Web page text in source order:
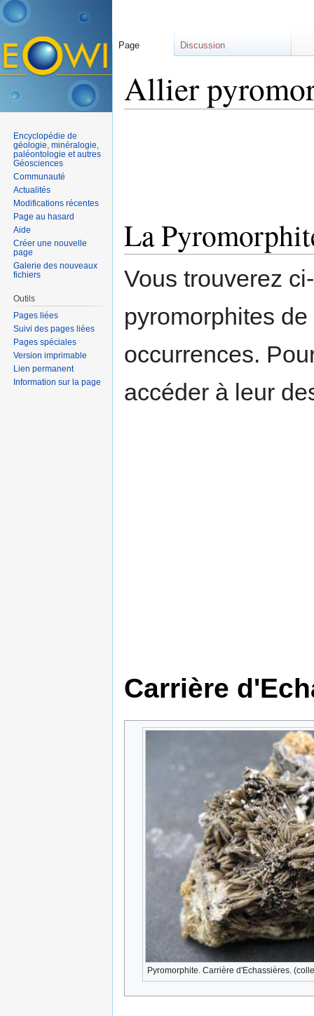
Allier
La
Vous trouverez
pyromorphites
occurrences.
accéder à leur
Carrière
Pyromorphite. Carrière d'Echassières.
Page Discussion
Encyclopédie de
géologie, minéralogie,
paléontologie et autres
Géosciences
Communauté
Actualités
Modifications récentes
Page au hasard
Aide
Créer une nouvelle
page
Galerie des nouveaux
fichiers
Outils
Pages liées
Suivi des pages liées
Pages spéciales
Version imprimable
Lien permanent
Information sur la page